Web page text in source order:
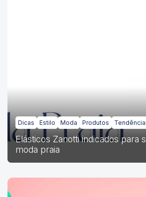
Dicas Estilo Moda Produtos
Elásticos Zanotti indicados para
moda praia